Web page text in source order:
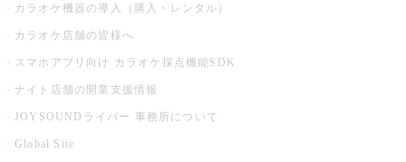
カラオケ機器の導入（購入・レンタル）
カラオケ店舗の皆様へ
スマホアプリ向け カラオケ採点機能SDK
ナイト店舗の開業支援情報
JOYSOUNDライバー 事務所について
Global Site